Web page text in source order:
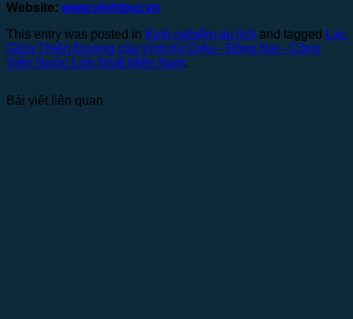
Website: www.vinhtour.vn
This entry was posted in Kinh nghiệm du lịch and tagged Lạc
Giữa Thiên Đường của Vịnh Kỳ Diệu - Đồng Nai - Công
Viên Nước Lớn Nhất Miền Nam.
Bài viết liên quan